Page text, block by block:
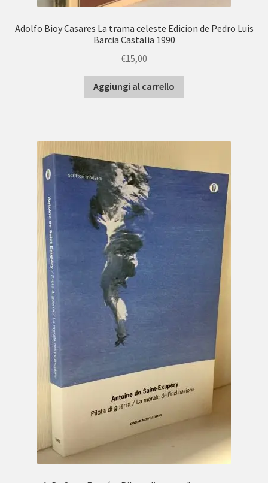
Adolfo Bioy Casares La trama celeste Edicion de Pedro Luis
Barcia Castalia 1990
€15,00
Aggiungi al carrello